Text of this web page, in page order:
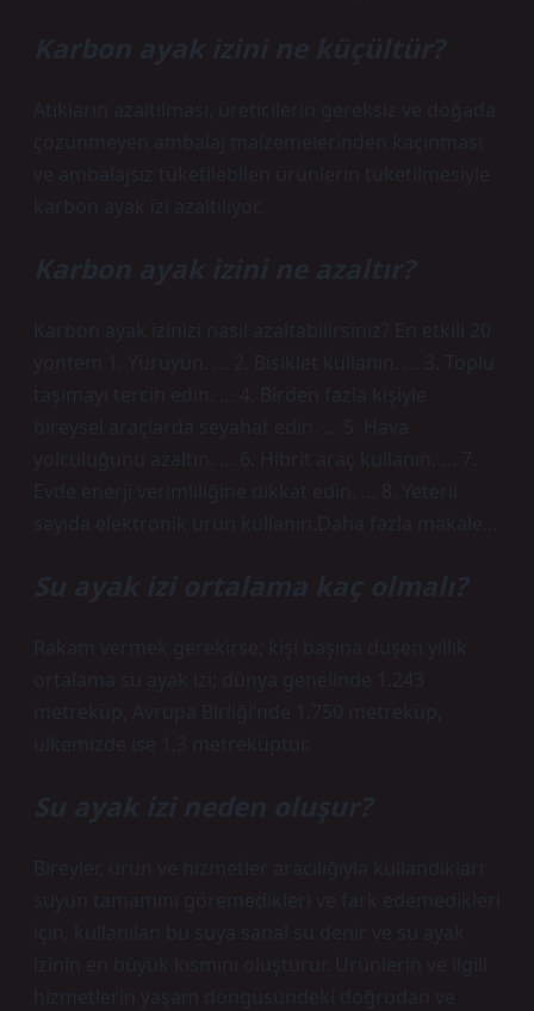
Karbon ayak izini ne küçültür?
Atıkların azaltılması, üreticilerin gereksiz ve doğada
çözünmeyen ambalaj malzemelerinden kaçınması
ve ambalajsız tüketilebilen ürünlerin tüketilmesiyle
karbon ayak izi azaltılıyor.
Karbon ayak izini ne azaltır?
Karbon ayak izinizi nasıl azaltabilirsiniz? En etkili 20
yöntem 1. Yürüyün. … 2. Bisiklet kullanın. … 3. Toplu
taşımayı tercih edin. … 4. Birden fazla kişiyle
bireysel araçlarda seyahat edin. … 5. Hava
yolculuğunu azaltın. … 6. Hibrit araç kullanın. … 7.
Evde enerji verimliliğine dikkat edin. … 8. Yeterli
sayıda elektronik ürün kullanın.Daha fazla makale…
Su ayak izi ortalama kaç olmalı?
Rakam vermek gerekirse; kişi başına düşen yıllık
ortalama su ayak izi; dünya genelinde 1.243
metreküp, Avrupa Birliği’nde 1.750 metreküp,
ülkemizde ise 1,3 metreküptür.
Su ayak izi neden oluşur?
Bireyler, ürün ve hizmetler aracılığıyla kullandıkları
suyun tamamını göremedikleri ve fark edemedikleri
için, kullanılan bu suya sanal su denir ve su ayak
izinin en büyük kısmını oluşturur. Ürünlerin ve ilgili
hizmetlerin yaşam döngüsündeki doğrudan ve